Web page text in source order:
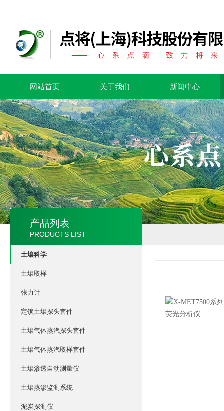
网站首页 关于我们 新闻中心
产品列表
PRODUCTS LIST
土壤科学
土壤取样
张力计
定锁土壤探头套件
土壤气体蒸汽探头套件
土壤气体蒸汽取样套件
土壤渗透自动测量仪
土壤蒸渗监测系统
泥炭探测仪